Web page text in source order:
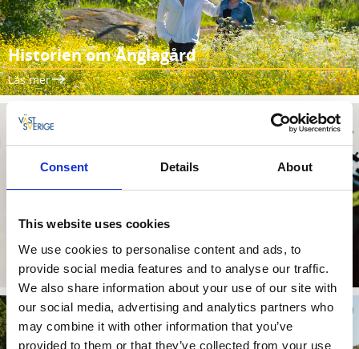
Consent Details About
This website uses cookies
We use cookies to personalise content and ads, to
provide social media features and to analyse our traffic.
We also share information about your use of our site with
our social media, advertising and analytics partners who
may combine it with other information that you’ve
provided to them or that they’ve collected from your use
Historien om Änglagård
Läs mer
Lär känna filmregissören Colin Nutley
Läs mer